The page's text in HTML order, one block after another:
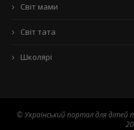
Світ мами
Світ тата
Школярі
© Український портал для дітей